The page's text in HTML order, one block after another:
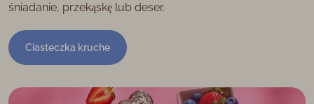
śniadanie, przekąskę lub deser.
Ciasteczka kruche